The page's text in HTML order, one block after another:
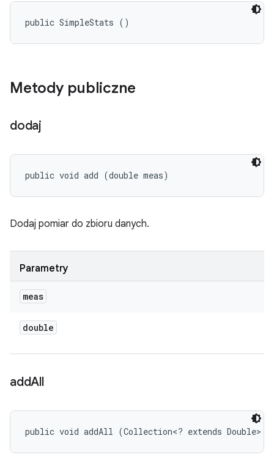
public SimpleStats ()
Metody publiczne
dodaj
public void add (double meas)
Dodaj pomiar do zbioru danych.
Parametry
meas
double
addAll
public void addAll (Collection<? extends Double>